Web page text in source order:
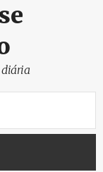
diária